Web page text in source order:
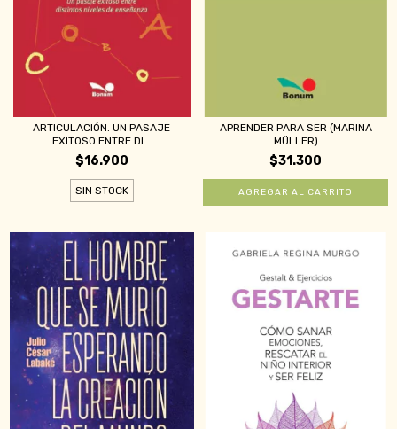
ARTICULACIÓN. UN PASAJE
EXITOSO ENTRE DI...
$16.900
SIN STOCK
APRENDER PARA SER (MARINA
MÜLLER)
$31.300